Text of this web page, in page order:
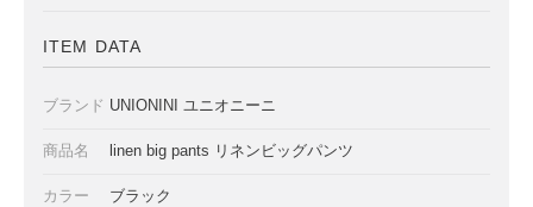
ITEM DATA
ブランド UNIONINI ユニオニーニ
商品名 linen big pants リネンビッグパンツ
カラー ブラック